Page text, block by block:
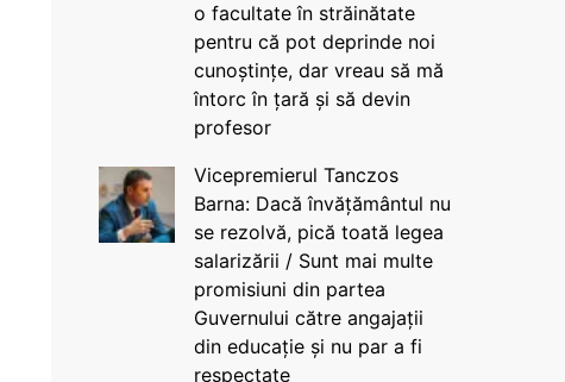
o facultate în străinătate
pentru că pot deprinde noi
cunoștințe, dar vreau să mă
întorc în țară și să devin
profesor
Vicepremierul Tanczos
Barna: Dacă învățământul nu
se rezolvă, pică toată legea
salarizării / Sunt mai multe
promisiuni din partea
Guvernului către angajații
din educație și nu par a fi
respectate